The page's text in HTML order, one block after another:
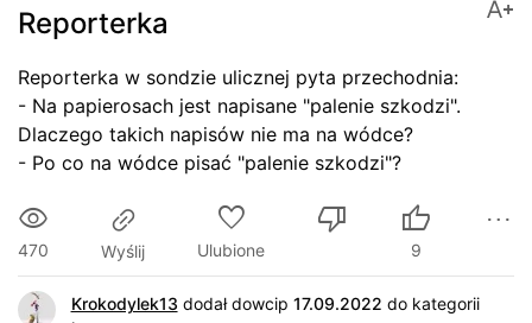
Reporterka
Reporterka w sondzie ulicznej pyta przechodnia:
- Na papierosach jest napisane "palenie szkodzi".
Dlaczego takich napisów nie ma na wódce?
- Po co na wódce pisać "palenie szkodzi"?
470 Wyślij Ulubione 9
Krokodylek13 dodał dowcip 17.09.2022 do kategorii